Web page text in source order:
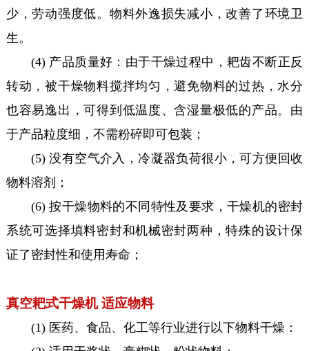
少，劳动强度低。物料外逸损失减小，改善了环境卫
生。
(4) 产品质量好：由于干燥过程中，耙齿不断正反
转动，被干燥物料搅拌均匀，避免物料的过热，水分
也容易逸出，可得到低温度、含湿量极低的产品。由
于产品粒度细，不需粉碎即可包装；
(5) 没有空气介入，冷凝器负荷很小，可方便回收
物料溶剂；
(6) 按干燥物料的不同特性及要求，干燥机的密封
系统可选择填料密封和机械密封两种，特殊的设计保
证了密封性和使用寿命；
真空耙式干燥机 适应物料
(1) 医药、食品、化工等行业进行以下物料干燥：